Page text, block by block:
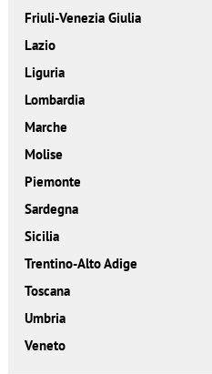
Friuli-Venezia Giulia
Lazio
Liguria
Lombardia
Marche
Molise
Piemonte
Sardegna
Sicilia
Trentino-Alto Adige
Toscana
Umbria
Veneto